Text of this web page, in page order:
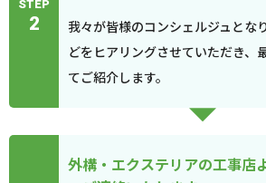
STEP
2
我々が皆様のコンシェルジュとな
どをヒアリングさせていただき、
てご紹介します。
外構・エクステリアの工事店